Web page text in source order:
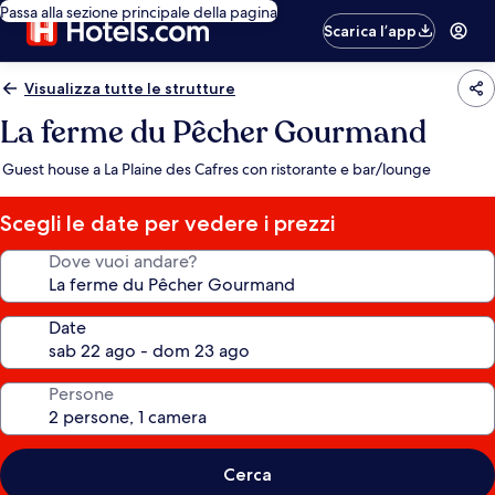
Passa alla sezione principale della pagina
Scarica l’app
Visualizza tutte le strutture
La ferme du Pêcher Gourmand
Guest house a La Plaine des Cafres con ristorante e bar/lounge
Scegli le date per vedere i prezzi
Dove vuoi andare?
Date
Persone
Cerca